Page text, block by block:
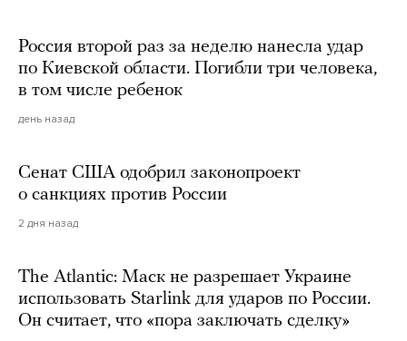
Россия второй раз за неделю нанесла удар
по Киевской области. Погибли три человека,
в том числе ребенок
день назад
Сенат США одобрил законопроект
о санкциях против России
2 дня назад
The Atlantic: Маск не разрешает Украине
использовать Starlink для ударов по России.
Он считает, что «пора заключать сделку»